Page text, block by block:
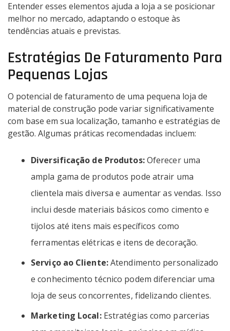
Entender esses elementos ajuda a loja a se posicionar
melhor no mercado, adaptando o estoque às
tendências atuais e previstas.
Estratégias De Faturamento Para
Pequenas Lojas
O potencial de faturamento de uma pequena loja de
material de construção pode variar significativamente
com base em sua localização, tamanho e estratégias de
gestão. Algumas práticas recomendadas incluem:
Diversificação de Produtos:Oferecer uma
ampla gama de produtos pode atrair uma
clientela mais diversa e aumentar as vendas. Isso
inclui desde materiais básicos como cimento e
tijolos até itens mais específicos como
ferramentas elétricas e itens de decoração.
Serviço ao Cliente:Atendimento personalizado
e conhecimento técnico podem diferenciar uma
loja de seus concorrentes, fidelizando clientes.
Marketing Local:Estratégias como parcerias